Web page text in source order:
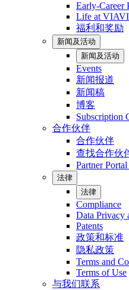
Early-Career
Life at VIAVI
福利和奖励
新闻及活动
新闻及活动
Events
新闻报道
新闻稿
博客
Subscription
合作伙伴
合作伙伴
查找合作伙
Partner
法律
法律
Compliance
Data Privacy
Patents
政策和标准
隐私政策
Terms and
Terms of Use
与我们联系